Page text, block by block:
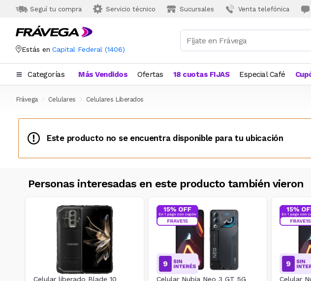
Seguí tu compra Servicio técnico Sucursales Venta telefónica
Estás en Capital Federal (1406)
Categorías Más Vendidos Ofertas 18 cuotas FIJAS Especial Café
Frávega Celulares Celulares Liberados
Este producto no se encuentra disponible para tu ubicación
Personas interesadas en este producto también vieron
Celular liberado Blade 10
Celular Nubia Neo 3 GT 5G
Celular